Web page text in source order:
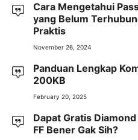
Cara Mengetahui
yang Belum
Praktis
November 26, 2024
Panduan Lengkap
200KB
February 20, 2025
Dapat Gratis
FF Bener Gak Sih?